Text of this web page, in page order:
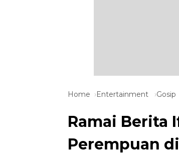
Home Entertainment Gosip
Ramai Berita
Perempuan